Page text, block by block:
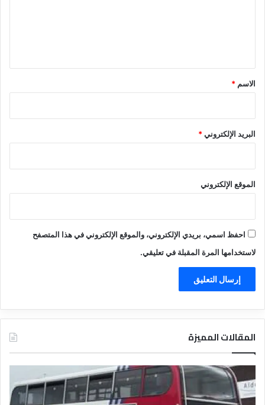
*
الاسم *
البريد الإلكتروني*
الموقع الإلكتروني
احفظ اسمي، بريدي الإلكتروني، والموقع الإلكتروني في هذا المتصفح
لاستخدامها المرة المقبلة في تعليقي.
المقالات المميزة
ل
ي